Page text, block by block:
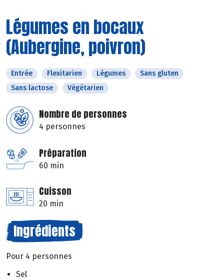
Légumes en bocaux
(Aubergine, poivron)
Entrée Flexitarien Légumes
Sans gluten
Sans lactose
Végétarien
Nombre de personnes
4 personnes
Préparation
60 min
Cuisson
20 min
Ingrédients
Pour 4 personnes
Sel